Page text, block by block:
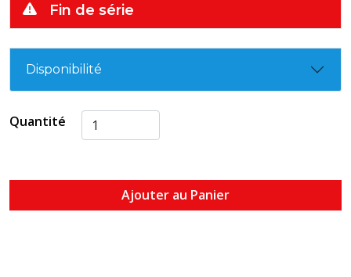
Fin de série
Disponibilité
Quantité
Ajouter au Panier